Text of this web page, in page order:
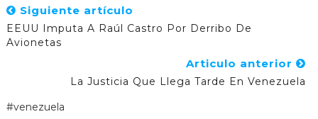
Siguiente artículo
EEUU Imputa A Raúl Castro Por Derribo De
Avionetas
Articulo anterior
La Justicia Que Llega Tarde En Venezuela
#venezuela